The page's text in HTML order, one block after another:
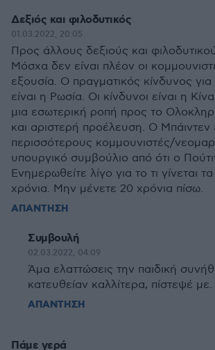
Δεξιός και φιλοδυτικός
01.03.2022, 20:05
Προς άλλους δεξιούς και
Μόσχα δεν είναι πλέον οι
εξουσία. Ο πραγματικός κίνδυνος
είναι η Ρωσία. Οι κίνδυνοι είναι η
μια εσωτερική ροπή προς το
και αριστερή προέλευση. Ο Μπάιντεν
περισσότερους κομμουνιστές/
υπουργικό συμβούλιο από ότι ο
Ενημερωθείτε λίγο για το τι γίνεται
χρόνια. Μην μένετε 20 χρόνια πίσω.
ΑΠΑΝΤΗΣΗ
Συμβουλή
02.03.2022, 04:09
Άμα ελαττώσεις την παιδική
κατευθείαν καλλίτερα, πίστεψέ με.
ΑΠΑΝΤΗΣΗ
Πάμε γερά